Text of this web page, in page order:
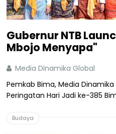
Gubernur NTB
Mbojo Menyapa"
Media Dinamika Global
Pemkab Bima, Media
Peringatan Hari Jadi ke-385
Budaya